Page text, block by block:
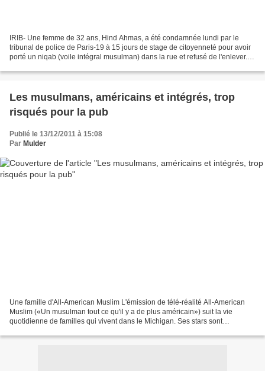
IRIB- Une femme de 32 ans, Hind Ahmas, a été condamnée lundi par le
tribunal de police de Paris-19 à 15 jours de stage de citoyenneté pour avoir
porté un niqab (voile intégral musulman) dans la rue et refusé de l'enlever.
Les musulmans, américains et intégrés, trop
risqués pour la pub
Publié le 13/12/2011 à 15:08
Par Mulder
Une famille d'All-American Muslim L'émission de télé-réalité All-American
Muslim («Un musulman tout ce qu'il y a de plus américain») suit la vie
quotidienne de familles qui vivent dans le Michigan. Ses stars sont